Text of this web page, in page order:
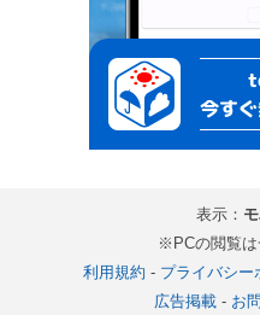
表示：
※PCの閲覧は
利用規約 - プライバシー
広告掲載- お